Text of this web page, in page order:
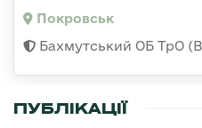
Покровськ
Бахмутський ОБ ТрО
ПУБЛІКАЦІЇ